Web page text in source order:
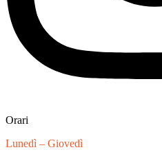
Orari
Lunedì – Giovedì